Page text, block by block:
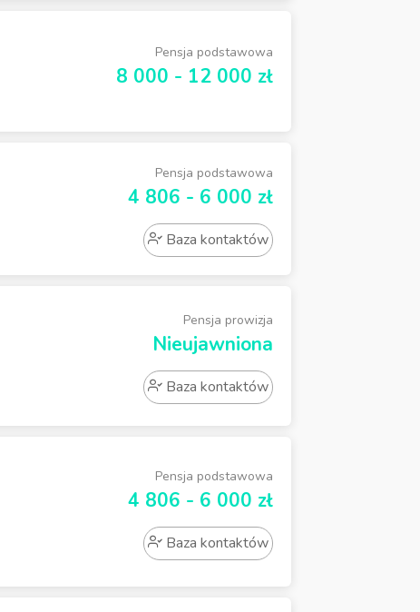
Pensja podstawowa
8 000 - 12 000 zł
Pensja podstawowa
4 806 - 6 000 zł
Baza kontaktów
Pensja prowizja
Nieujawniona
Baza kontaktów
Pensja podstawowa
4 806 - 6 000 zł
Baza kontaktów